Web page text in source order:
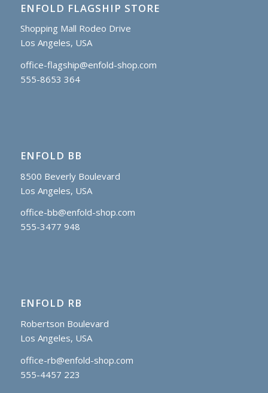
ENFOLD FLAGSHIP STORE
Shopping Mall Rodeo Drive
Los Angeles, USA
office-flagship@enfold-shop.com
555-8653 364
ENFOLD BB
8500 Beverly Boulevard
Los Angeles, USA
office-bb@enfold-shop.com
555-3477 948
ENFOLD RB
Robertson Boulevard
Los Angeles, USA
office-rb@enfold-shop.com
555-4457 223